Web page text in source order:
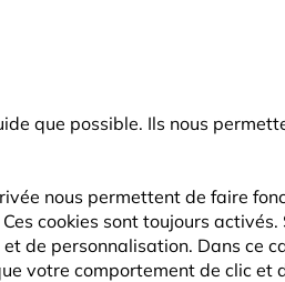
que possible. Ils nous
nous permettent de faire
cookies sont toujours activés.
de personnalisation. Dans ce
votre comportement de clic et
OBSERVATION